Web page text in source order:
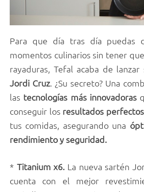
Para que día tras día puedas
momentos culinarios sin tener
rayaduras, Tefal acaba de lanzar
Jordi Cruz. ¿Su secreto? Una
las tecnologías más innovadoras
conseguir los resultados perfectos
tus comidas, asegurando una
rendimientoy seguridad.
* Titanium x6. La nueva sartén
cuenta con el mejor